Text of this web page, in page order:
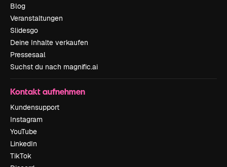
Blog
Veranstaltungen
Slidesgo
Deine Inhalte verkaufen
Pressesaal
Suchst du nach magnific.ai
Kontakt aufnehmen
Kundensupport
Instagram
YouTube
LinkedIn
TikTok